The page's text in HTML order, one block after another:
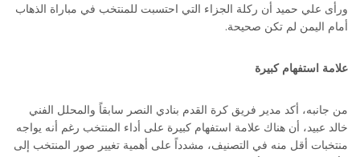
ورأى علي حميد أن ركلة الجزاء التي احتسبت للمنتخب في مباراة الذهاب
أمام اليمن لم تكن صحيحة.
علامة استفهام كبيرة
من جانبه، أكد مدير فريق كرة القدم بنادي النصر سابقاً والمحلل الفني
خالد عبيد، أن هناك علامة استفهام كبيرة على أداء المنتخب رغم أنه يواجه
منتخبات أقل منه في التصنيف، مشدداً على أهمية تغيير صور المنتخب إلى